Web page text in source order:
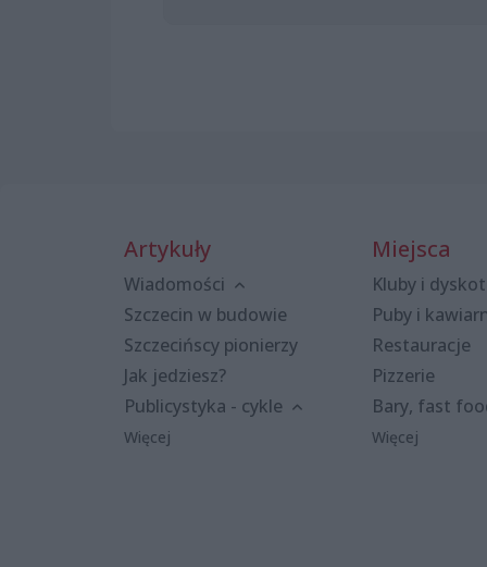
Artykuły
Wiadomości
Szczecin w budowie
Szczecińscy pionierzy
Jak jedziesz?
Publicystyka - cykle
Więcej
Miejsca
Kluby i
Puby i
Restauracje
Pizzerie
Bary, fast
Więcej